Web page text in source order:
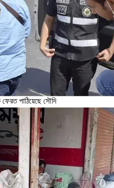
পাঠিয়েছে সৌদি